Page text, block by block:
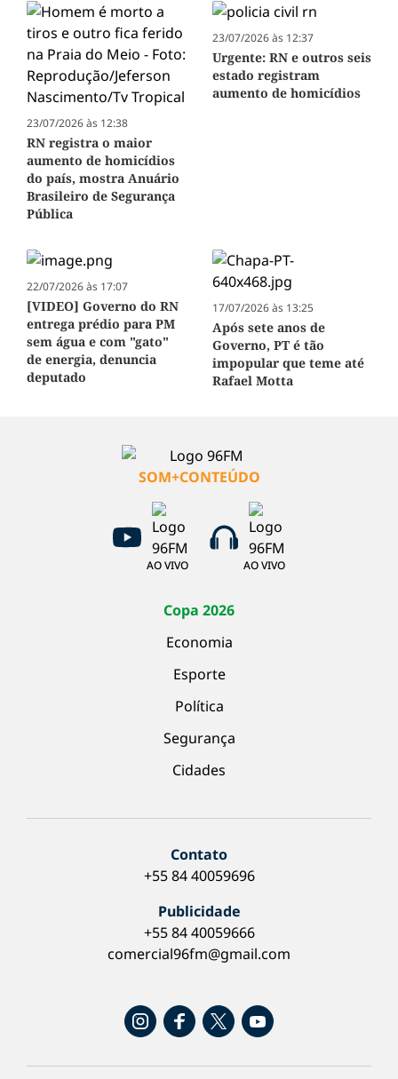
23/07/2026 às 12:38
RN registra o maior
aumento de homicídios
do país, mostra Anuário
Brasileiro de Segurança
Pública
23/07/2026 às 12:37
Urgente: RN e outros seis
estado registram
aumento de homicídios
22/07/2026 às 17:07
[VIDEO] Governo do RN
entrega prédio para PM
sem água e com "gato"
de energia, denuncia
deputado
17/07/2026 às 13:25
Após sete anos de
Governo, PT é tão
impopular que teme até
Rafael Motta
SOM+CONTEÚDO
AO VIVO AO VIVO
Copa 2026
Economia
Esporte
Política
Segurança
Cidades
Contato
+55 84 40059696
Publicidade
+55 84 40059666
comercial96fm@gmail.com